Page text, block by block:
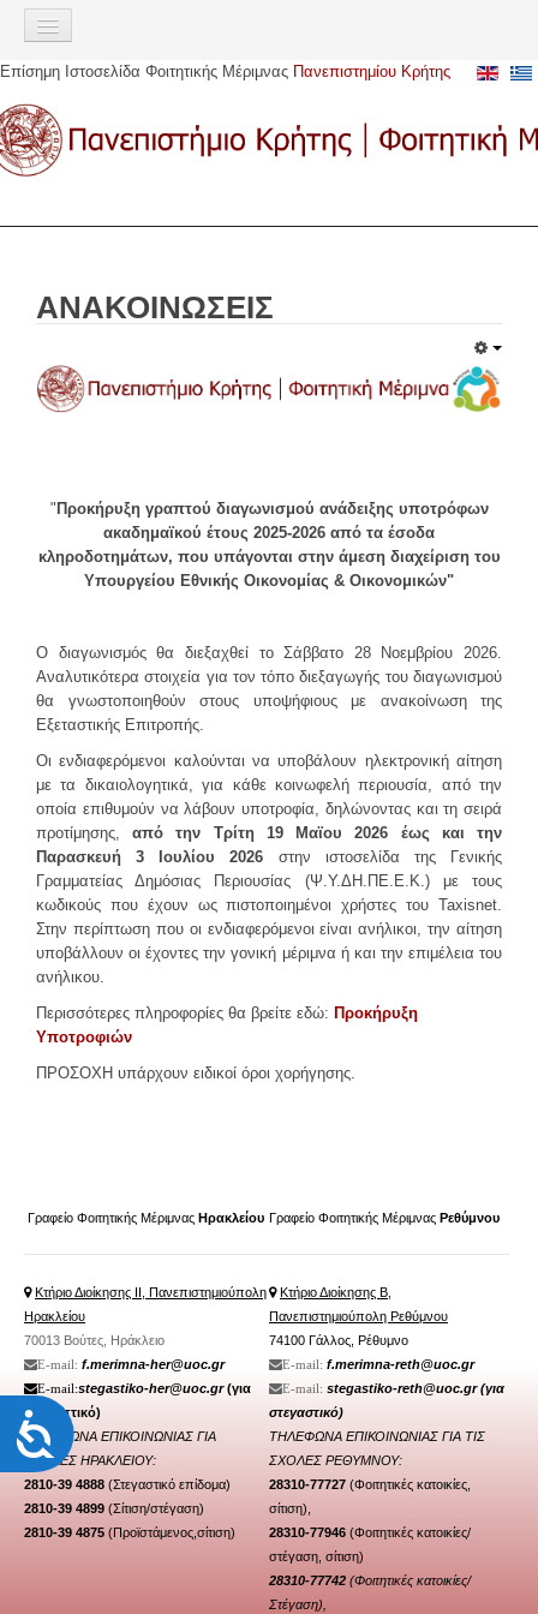
Σημείωση:
Αυτός
ιστότοπος
περιλαμβάνει
ένα
σύστημα
προσβασιμότητας.
Προσιτότητα
Επίσημη Ιστοσελίδα Φοιτητικής Μέριμνας Πανεπιστημίου Κρήτης
ΠΑΡΟΧΈΣ
Αστική μετακίνηση
Ευρωπαϊκή Κάρτα Ασφάλισης Ασθενείας (Ε.Κ.Α.Α)
Κοινωνική μέριμνα
ΕΣΤΙΑΤΌΡΙΑ
Αθλητισμός
Φοιτητικό Κέντρο
ΚΕ.ΨΥ.ΣΥ
Συνήγορος του φοιτητή
Απασχόληση & Σταδιοδρομία
Διάφορα χρήσιμα
Φωτογραφικό Λεύκωμα
ΑΝΑΚΟΙΝΩΣΕΙΣ
ΕΠΙΚΟΙΝΩΝΊΑ
Προσωπικό
Φοιτητική Μέριμνα Ηρακλείου
ΑΝΑΚΟΙΝΩΣΕΙΣ
" Προκήρυξη γραπτού διαγωνισμού ανάδειξης υποτρόφων
ακαδημαϊκού έτους 2025-2026 από τα έσοδα
κληροδοτημάτων, που υπάγονται στην άμεση διαχείριση του
Υπουργείου Εθνικής Οικονομίας & Οικονομικών"
Ο διαγωνισμός θα διεξαχθεί το Σάββατο 28 Νοεμβρίου 2026.
Αναλυτικότερα στοιχεία για τον τόπο διεξαγωγής του διαγωνισμού
θα γνωστοποιηθούν στους υποψήφιους με ανακοίνωση της
Εξεταστικής Επιτροπής.
Οι ενδιαφερόμενοι καλούνται να υποβάλουν ηλεκτρονική αίτηση
με τα δικαιολογητικά, για κάθε κοινωφελή περιουσία, από την
οποία επιθυμούν να λάβουν υποτροφία, δηλώνοντας και τη σειρά
προτίμησης,από την Τρίτη 19 Μαϊου 2026 έως και την
Παρασκευή 3 Ιουλίου 2026 στην ιστοσελίδα της Γενικής
Γραμματείας Δημόσιας Περιουσίας (Ψ.Υ.ΔΗ.ΠΕ.Ε.Κ.) με τους
κωδικούς που έχουν ως πιστοποιημένοι χρήστες του Taxisnet.
Στην περίπτωση που οι ενδιαφερόμενοι είναι ανήλικοι, την αίτηση
υποβάλλουν οι έχοντες την γονική μέριμνα ή και την επιμέλεια του
ανήλικου.
Περισσότερες πληροφορίες θα βρείτε εδώ: Προκήρυξη
Υποτροφιών
ΠΡΟΣΟΧΗ υπάρχουν ειδικοί όροι χορήγησης.
Γραφείο Φοιτητικής Μέριμνας Ηρακλείου
Κτήριο Διοίκησης ΙΙ, Πανεπιστημιούπολη
Ηρακλείου
70013 Βούτες, Ηράκλειο
Ε-mail: f.merimna-her@uoc.gr
Ε-mail:stegastiko-her@uoc.gr(για
στεγαστικό)
ΤΗΛΕΦΩΝΑ ΕΠΙΚΟΙΝΩΝΙΑΣ ΓΙΑ
ΣΧΟΛΕΣ ΗΡΑΚΛΕΙΟΥ:
2810-39 4888 (Στεγαστικό επίδομα)
2810-39 4899 (Σίτιση/στέγαση)
2810-39 4875 (Προϊστάμενος,σίτιση)
Γραφείο Φοιτητικής Μέριμνας Ρεθύμνου
Κτήριο Διοίκησης Β,
Πανεπιστημιούπολη Ρεθύμνου
74100 Γάλλος, Ρέθυμνο
Ε-mail: f.merimna-reth@uoc.gr
Ε-mail: stegastiko-reth@uoc.gr(για
στεγαστικό)
ΤΗΛΕΦΩΝΑ ΕΠΙΚΟΙΝΩΝΙΑΣ ΓΙΑ ΤΙΣ
ΣΧΟΛΕΣ ΡΕΘΥΜΝΟΥ:
28310-77727 (Φοιτητικές κατοικίες,
σίτιση),
28310-77946 (Φοιτητικές κατοικίες/
στέγαση , σίτιση)
28310-77742 (Φοιτητικές κατοικίες/
Στέγαση),